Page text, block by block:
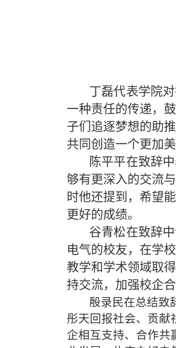
丁磊代表学院
一种责任的传递，
子们追逐梦想的助
共同创造一个更加
陈平平在致辞
够有更深入的交流
时他还提到，希望
更好的成绩。
谷青松在致辞
电气的校友，在学
教学和学术领域取
持交流，加强校企合
殷录民在总结致
彤天回报社会、贡献
企相互支持、合作共